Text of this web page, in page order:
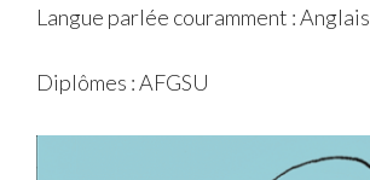
Langue parlée couramment : Anglais
Diplômes : AFGSU